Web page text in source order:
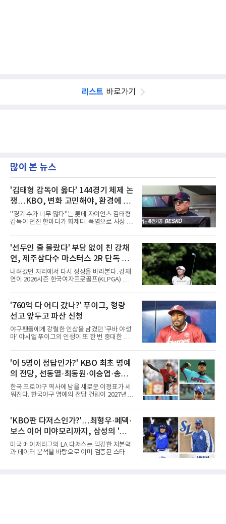
리스트 바로가기
많이 본 뉴스
'김태형 감독이 옳다' 144경기 체제 논
쟁…KBO, 변화 고민해야, 환경에 맞
는 경기 수가 바람직
"경기 수가 너무 많다"는 롯데 자이언츠 김태형
감독이 던진 한마디가 화제다. 폭염으로 사상 초
독은 단순히 더위를 이야기하지 않았다. 우천,
폭염, 부상 등 변수가 늘어나는 현실에서 현재
팀당 144경기 체제가 과연 지속 가능한지 질문
을 던졌다.물론 144경기가 세계적으로 특별히
많은 숫자는 아니다. 메이저리그는 팀당 162경
기, 일본프로야구도 143~144경기를 치른다. 숫
자만 놓고 보면 KBO가 유난히 혹사 구조라고 말
비교하기 어려울 정도로 폭염이 길어지고 강해
지고 있다. 여기에 장마, 이
'선두인 줄 몰랐다' 부담 없이 친 강채
연, 제주삼다수 마스터스 2R 단독 선
두
내려갔던 자리에서 다시 정상을 바라본다. 강채
연이 2026시즌 한국여자프로골프(KLPGA) 투어
억 원, 우승상금 1억8000만 원) 2라운드에서 단
독 선두로 도약했다.강채연은 7일 제주도 서귀
포의 테디밸리 골프앤리조트(파72)에서 열린 2
라운드에서 버디 5개와 보기 1개를 묶어 4언더
파 68타를 쳤다. 중간합계 9언더파 135타로 전
날 공동 4위에서 선두로 올라섰다. 공동 2위 그
룹(8언더파 136타)과는 한 타 차다.이 대회는 그
받았으나, 지난해 상금순위 75위에 그쳐 시드순
위전으로 밀렸고 본선에서도 78위에
'760억 다 어디 갔나?' 푸이그, 형량
선고 앞두고 파산 신청
야구팬들에게 강렬한 인상을 남겼던 '쿠바 야생
마' 야시엘 푸이그의 인생이 또 한 번 중대한 갈
거액을 벌었던 푸이그가 연방 사건 선고를 앞두
고 파산보호를 신청했다.푸이그는 최근 미국 플
로리다 파산 법원에 챕터11 파산보호 신청을 냈
다. 챕터11은 기업이나 개인이 채권자들과 협의
를 통해 재정 구조를 재편할 수 있도록 돕는 제도
다.미 매체들에 따르면 푸이그의 자산 규모는
1000만~5000만 달러(약 146억~730억 원), 부
산 내역 등 일부 필수 자료가 빠졌다며 서류 미비
를 지적했다.관심이 쏠리는 이
'이 5명이 정답인가?' KBO 최초 명예
의 전당, 선동열·최동원·이승엽·송진
우·김응용을 둘러싼 논쟁
한국 프로야구 역사에 남을 새로운 이정표가 세
워진다. 한국야구 명예의 전당 건립이 2027년으
문으로 향하고 있다. "누가 한국 야구 최초의 명
예의 전당 헌액자가 될 것인가?"현재 가장 많이
거론되는 후보군은 선동열, 최동원, 이승엽, 송
진우, 그리고 김응용 감독이다. 한국 야구의 시
대별 상징성과 업적을 고려하면 충분히 설득력
있는 이름들이다.선동열은 한국 야구가 배출한
최고의 투수로 평가받는다. 해태 시절 통산 146
'KBO판 다저스인가?'…최형우·페덱·
보스 이어 미야모리까지, 삼성의 '스펙
만렙' 승부수
미국 메이저리그의 LA 다저스는 막강한 자본력
과 데이터 분석을 바탕으로 이미 검증된 스타들